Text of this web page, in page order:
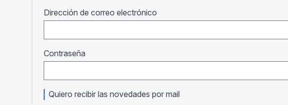
Dirección de correo electrónico
Contraseña
Quiero recibir las novedades por mail